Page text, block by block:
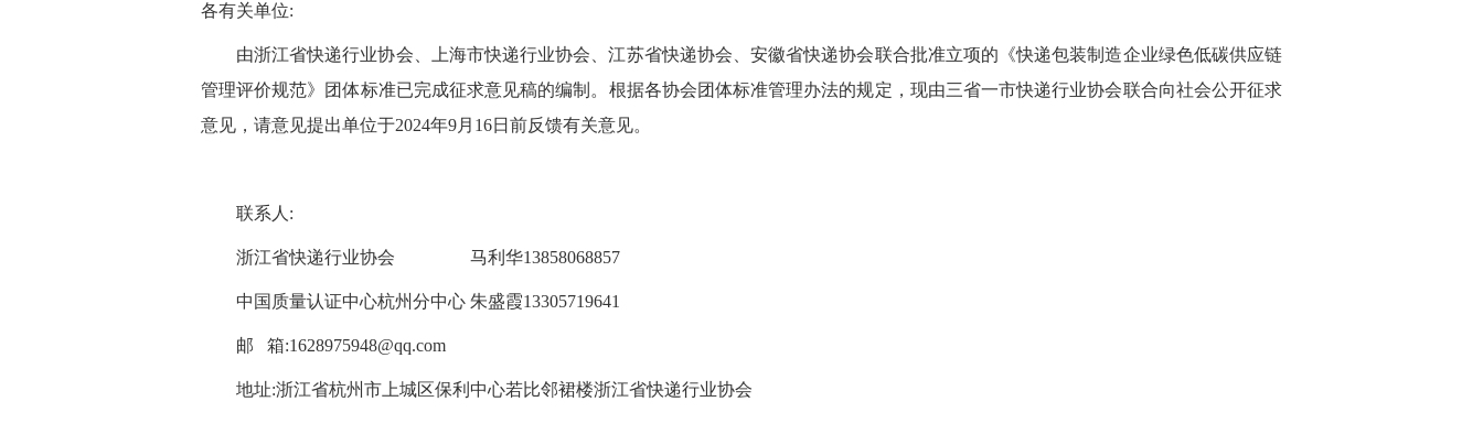
各有关单位:
由浙江省快递行业协会、 上海市快递行业协会、江苏省快递协会、安徽省快递协会联合批准立项的《快递包装制造企业绿色低碳供应链
管理评价规范》团体标准已完成征求意见稿的编制。根据各协会团体标准管理办法的规定，现由三省一市快递行业协会联合向社会公开征求
意见，请意见提出单位于2024年9月16日前反馈有关意见。
联系人:
浙江省快递行业协会 马利华13858068857
中国质量认证中心杭州分中心 朱盛霞13305719641
邮 箱:1628975948@qq.com
地址:浙江省杭州市上城区保利中心若比邻裙楼浙江省快递行业协会